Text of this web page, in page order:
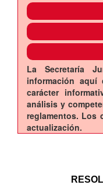
La Secretaría
información aquí
carácter
análisis y
reglamentos. Los
actualización.